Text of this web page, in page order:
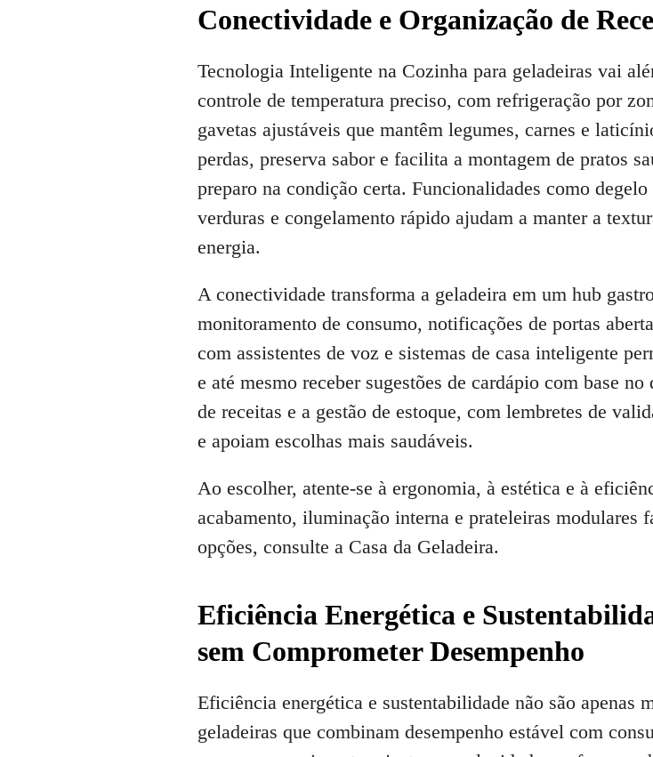
Conectividade e Organização de
Tecnologia Inteligente na Cozinha para geladeiras vai
controle de temperatura preciso, com refrigeração por
gavetas ajustáveis que mantêm legumes, carnes e
perdas, preserva sabor e facilita a montagem de pratos
preparo na condição certa. Funcionalidades como
verduras e congelamento rápido ajudam a manter a
energia.
A conectividade transforma a geladeira em um hub
monitoramento de consumo, notificações de portas
com assistentes de voz e sistemas de casa inteligente
e até mesmo receber sugestões de cardápio com base
de receitas e a gestão de estoque, com lembretes de
e apoiam escolhas mais saudáveis.
Ao escolher, atente-se à ergonomia, à estética e à
acabamento, iluminação interna e prateleiras modulares
opções, consulte a Casa da Geladeira.
Eficiência Energética e
sem Comprometer Desempenho
Eficiência energética e sustentabilidade não são apenas
geladeiras que combinam desempenho estável com